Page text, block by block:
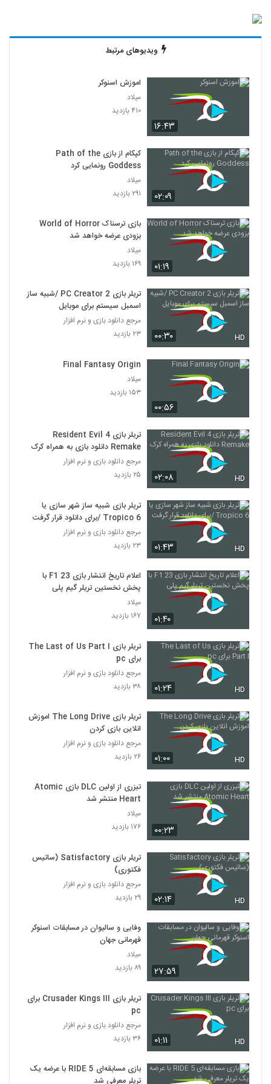
ویدیوهای مرتبط
۱۶:۴۳
اموزش اسنوکر
میلاد
۴۱۰ بازدید
۰۲:۰۹
کپکام از بازی Path of the
Goddess رونمایی کرد
میلاد
۲۹۱ بازدید
۰۱:۱۹
بازی ترسناک World of Horror
بزودی عرضه خواهد شد
میلاد
۱۶۹ بازدید
۰۰:۳۰ HD
تریلر بازی PC Creator 2 /شبیه ساز
اسمبل سیستم برای موبایل
مرجع دانلود بازی و نرم افزار
۲۳ بازدید
۰۰:۵۶
Final Fantasy Origin
میلاد
۱۵۳ بازدید
۰۲:۰۸ HD
تریلر بازی Resident Evil 4
Remake دانلود بازی به همراه کرک
مرجع دانلود بازی و نرم افزار
۲۵ بازدید
۰۱:۴۳ HD
تریلر بازی شبیه ساز شهر سازی یا
Tropico 6 /برای دانلود قرار گرفت
مرجع دانلود بازی و نرم افزار
۲۳ بازدید
۰۱:۴۰
اعلام تاریخ انتشار بازی F1 23 با
پخش نخستین تریلر گیم پلی
میلاد
۱۶۷ بازدید
۰۱:۲۴ HD
تریلر بازی The Last of Us Part I
برای pc
مرجع دانلود بازی و نرم افزار
۳۸ بازدید
۰۱:۰۰ HD
تریلر بازی The Long Drive اموزش
انلاین بازی کردن
مرجع دانلود بازی و نرم افزار
۲۶ بازدید
۰۰:۲۳
تیزری از اولین DLC بازی Atomic
Heart منتشر شد
میلاد
۱۷۶ بازدید
۰۲:۱۴ HD
تریلر بازی Satisfactory (ساتیس
فکتوری)
مرجع دانلود بازی و نرم افزار
۲۹ بازدید
۲۷:۵۹
وفایی و سالیوان در مسابقات اسنوکر
قهرمانی جهان
میلاد
۸۹ بازدید
۰۱:۱۱ HD
تریلر بازی Crusader Kings III برای
pc
مرجع دانلود بازی و نرم افزار
۳۶ بازدید
بازی مسابقه‌ای RIDE 5 با عرضه یک
تریلر معرفی شد